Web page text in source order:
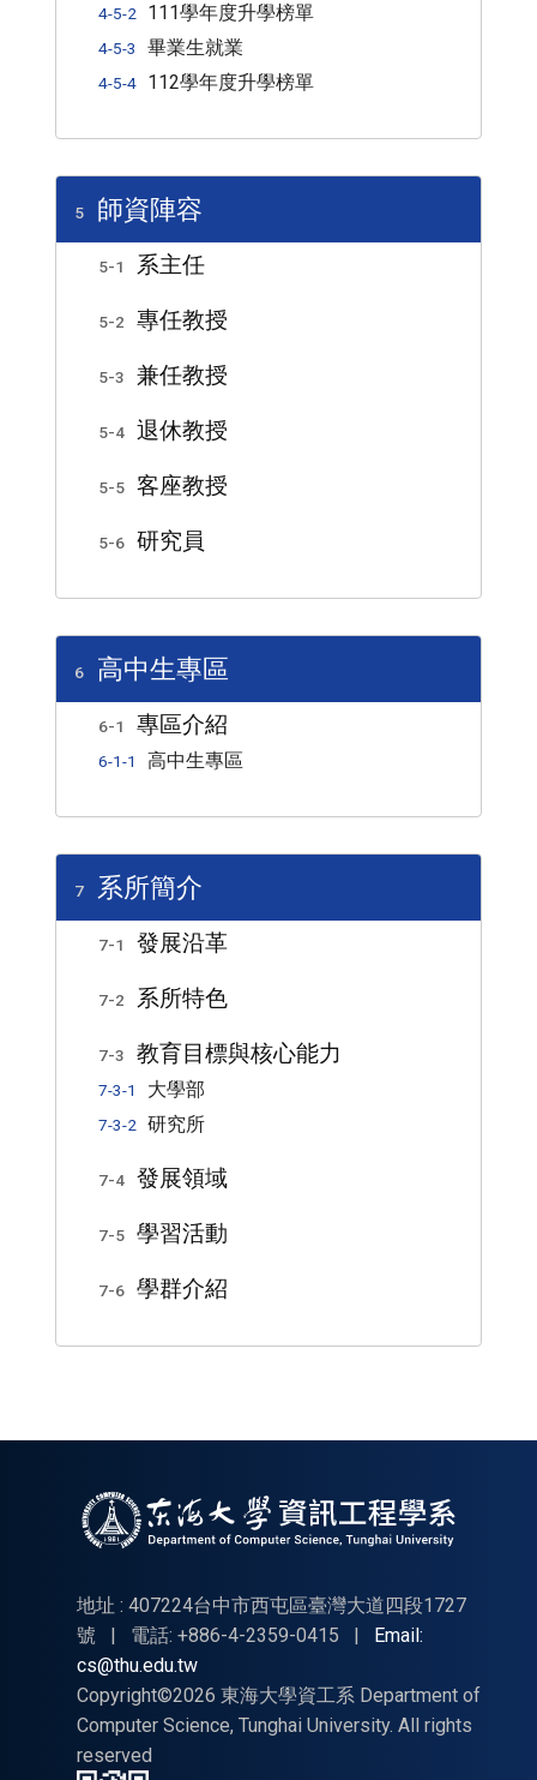
4-5-2 111學年度升學榜單
4-5-3 畢業生就業
4-5-4 112學年度升學榜單
5 師資陣容
5-1 系主任
5-2 專任教授
5-3 兼任教授
5-4 退休教授
5-5 客座教授
5-6 研究員
6 高中生專區
6-1 專區介紹
6-1-1 高中生專區
7 系所簡介
7-1 發展沿革
7-2 系所特色
7-3 教育目標與核心能力
7-3-1 大學部
7-3-2 研究所
7-4 發展領域
7-5 學習活動
7-6 學群介紹
地址 : 407224台中市西屯區臺灣大道四段1727
號
電話: +886-4-2359-0415
Email:
cs@thu.edu.tw
Copyright©2026 東海大學資工系 Department of
Computer Science, Tunghai University. All rights
reserved